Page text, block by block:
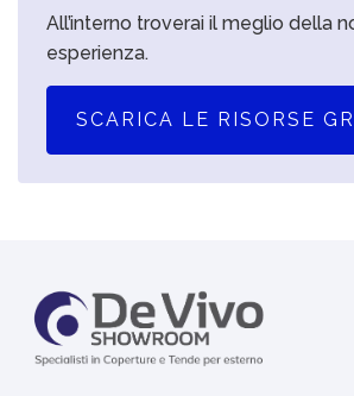
All’interno troverai il meglio della
esperienza.
SCARICA LE RISORSE